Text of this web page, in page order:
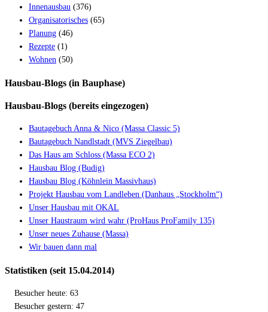
Innenausbau (376)
Organisatorisches (65)
Planung (46)
Rezepte (1)
Wohnen (50)
Hausbau-Blogs (in Bauphase)
Hausbau-Blogs (bereits eingezogen)
Bautagebuch Anna & Nico (Massa Classic 5)
Bautagebuch Nandlstadt (MVS Ziegelbau)
Das Haus am Schloss (Massa ECO 2)
Hausbau Blog (Budig)
Hausbau Blog (Köhnlein Massivhaus)
Projekt Hausbau vom Landleben (Danhaus „Stockholm“)
Unser Hausbau mit OKAL
Unser Haustraum wird wahr (ProHaus ProFamily 135)
Unser neues Zuhause (Massa)
Wir bauen dann mal
Statistiken (seit 15.04.2014)
Besucher heute: 63
Besucher gestern: 47